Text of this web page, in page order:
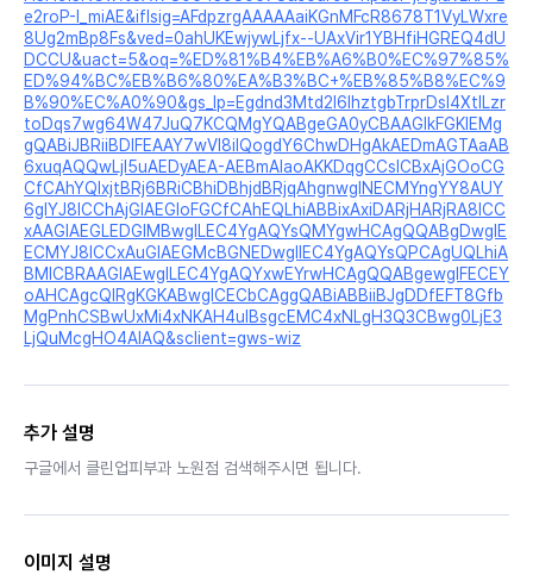
e2roP-I_miAE&iflsig=AFdpzrgAAAAAaiKGnMFcR8678T1VyLWxre
8Ug2mBp8Fs&ved=0ahUKEwjywLjfx--UAxVir1YBHfiHGREQ4dU
DCCU&uact=5&oq=%ED%81%B4%EB%A6%B0%EC%97%85%
ED%94%BC%EB%B6%80%EA%B3%BC+%EB%85%B8%EC%9
B%90%EC%A0%90&gs_lp=Egdnd3Mtd2l6IhztgbTrprDsl4XtlLzr
toDqs7wg64W47JuQ7KCQMgYQABgeGA0yCBAAGIkFGKIEMg
gQABiJBRiiBDIFEAAY7wVI8ilQogdY6ChwDHgAkAEDmAGTAaAB
6xuqAQQwLjI5uAEDyAEA-AEBmAIaoAKKDqgCCsICBxAjGOoCG
CfCAhYQIxjtBRj6BRiCBhiDBhjdBRjqAhgnwgINECMYngYY8AUY
6gIYJ8ICChAjGIAEGIoFGCfCAhEQLhiABBixAxiDARjHARjRA8ICC
xAAGIAEGLEDGIMBwgILEC4YgAQYsQMYgwHCAgQQABgDwgIE
ECMYJ8ICCxAuGIAEGMcBGNEDwgIIEC4YgAQYsQPCAgUQLhiA
BMICBRAAGIAEwgILEC4YgAQYxwEYrwHCAgQQABgewgIFECEY
oAHCAgcQIRgKGKABwgICECbCAggQABiABBiiBJgDDfEFT8Gfb
MgPnhCSBwUxMi4xNKAH4uIBsgcEMC4xNLgH3Q3CBwg0LjE3
LjQuMcgHO4AIAQ&sclient=gws-wiz
추가 설명
구글에서 클린업피부과 노원점 검색해주시면 됩니다.
이미지 설명